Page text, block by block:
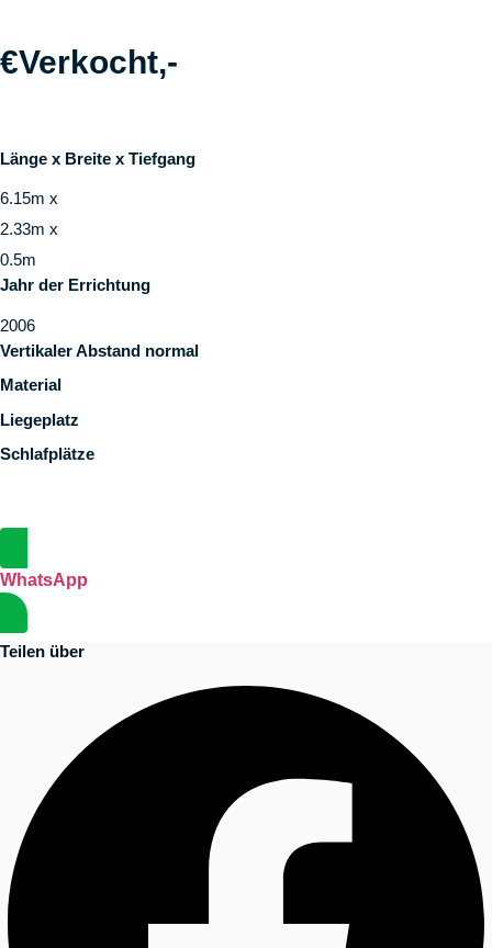
€Verkocht,-
Länge x Breite x Tiefgang
6.15m x
2.33m x
0.5m
Jahr der Errichtung
2006
Vertikaler Abstand normal
Material
Liegeplatz
Schlafplätze
WhatsApp
Teilen über